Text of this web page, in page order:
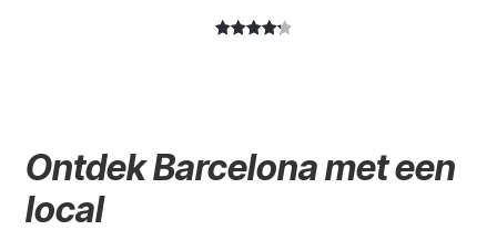
klantbeoor
delingen
Ontdek Barcelona met een
local